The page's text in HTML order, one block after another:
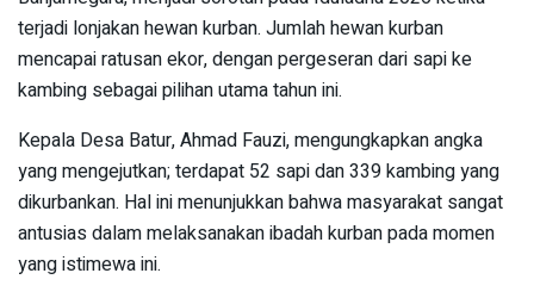
terjadi lonjakan hewan kurban. Jumlah hewan kurban
mencapai ratusan ekor, dengan pergeseran dari sapi ke
kambing sebagai pilihan utama tahun ini.
Kepala Desa Batur, Ahmad Fauzi, mengungkapkan angka
yang mengejutkan; terdapat 52 sapi dan 339 kambing yang
dikurbankan. Hal ini menunjukkan bahwa masyarakat sangat
antusias dalam melaksanakan ibadah kurban pada momen
yang istimewa ini.